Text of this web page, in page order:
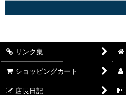
リンク集
ショッピングカート
店長日記